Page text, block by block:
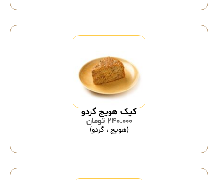
کیک هویج گردو
240.000 تومان
(هویج ، گردو)